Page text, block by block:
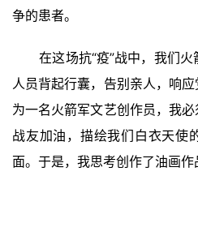
争的患者。
在这场抗“疫”战中，我们
人员背起行囊，告别亲人，响
为一名火箭军文艺创作员，我
战友加油，描绘我们白衣天使
面。于是，我思考创作了油画作